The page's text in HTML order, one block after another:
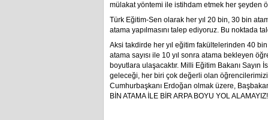
mülakat yöntemi ile istihdam etmek her şeyden
Türk Eğitim-Sen olarak her yıl 20 bin, 30 bin
atama yapılmasını talep ediyoruz. Bu noktada
Aksi takdirde her yıl eğitim fakültelerinden 40
atama sayısı ile 10 yıl sonra atama bekleyen
boyutlara ulaşacaktır. Milli Eğitim Bakanı
geleceği, her biri çok değerli olan öğrencilerimizi
Cumhurbaşkanı Erdoğan olmak üzere,
BİN ATAMA İLE BİR ARPA BOYU YOL ALAMAYIZ!